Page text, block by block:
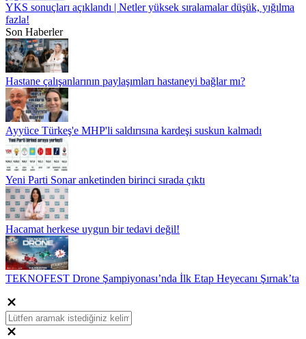
YKS sonuçları açıklandı | Netler yüksek sıralamalar düşük, yığılma
fazla!
Son Haberler
Hastane çalışanlarının paylaşımları hastaneyi bağlar mı?
Ayyüce Türkeş'e MHP'li saldırısına kardeşi suskun kalmadı
Yeni Parti Sonar anketinden birinci sırada çıktı
Hacamat herkese uygun bir tedavi değil!
TEKNOFEST Drone Şampiyonası’nda İlk Etap Heyecanı Şırnak’ta